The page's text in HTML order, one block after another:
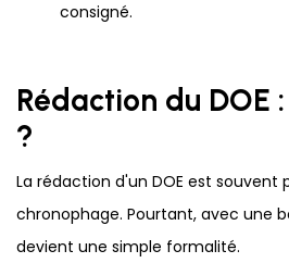
consigné.
Rédaction du DOE
?
La rédaction d'un DOE est
chronophage. Pourtant, avec une
devient une simple formalité.